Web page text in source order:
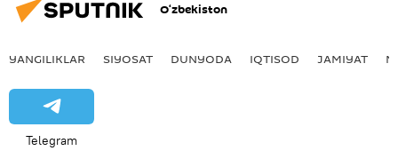
O‘zbekiston
YANGILIKLAR SIYOSAT DUNYODA IQTISOD JAMIYAT
Telegram